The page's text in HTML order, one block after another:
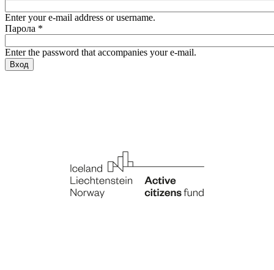
Enter your e-mail address or username.
Парола *
Enter the password that accompanies your e-mail.